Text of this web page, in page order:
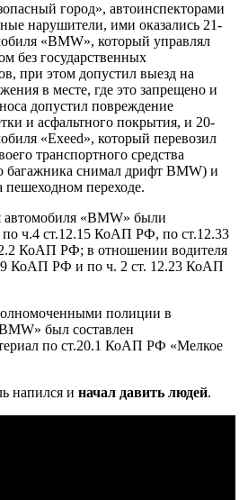
город», автоинспекторами
нарушители, ими оказались 21-
«BMW», который управлял
без государственных
при этом допустил выезд на
в месте, где это запрещено и
допустил повреждение
и асфальтного покрытия, и 20-
«Exeed», который перевозил
транспортного средства
багажника снимал дрифт BMW) и
пешеходном переходе.
«BMW» были
по ч.4 ст.12.15 КоАП РФ, по ст.12.33
КоАП РФ; в отношении водителя
КоАП РФ и по ч. 2 ст. 12.23 КоАП
полиции в
был составлен
по ст.20.1 КоАП РФ «Мелкое
напился и начал давить людей.